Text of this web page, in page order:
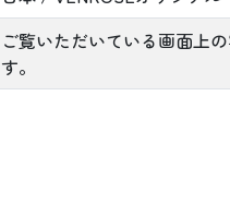
ご覧いただいている画面上
す。